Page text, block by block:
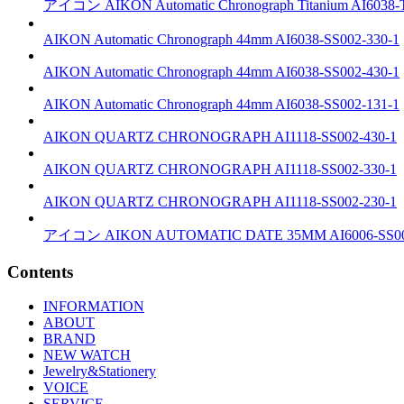
アイコン AIKON Automatic Chronograph Titanium AI6038-
AIKON Automatic Chronograph 44mm AI6038-SS002-330-1
AIKON Automatic Chronograph 44mm AI6038-SS002-430-1
AIKON Automatic Chronograph 44mm AI6038-SS002-131-1
AIKON QUARTZ CHRONOGRAPH AI1118-SS002-430-1
AIKON QUARTZ CHRONOGRAPH AI1118-SS002-330-1
AIKON QUARTZ CHRONOGRAPH AI1118-SS002-230-1
アイコン AIKON AUTOMATIC DATE 35MM AI6006-
Contents
INFORMATION
ABOUT
BRAND
NEW WATCH
Jewelry&Stationery
VOICE